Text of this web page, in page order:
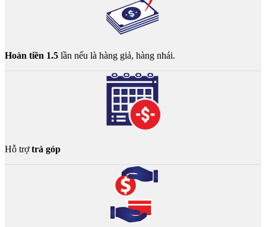
Hoàn tiền 1.5 lần nếu là hàng giả, hàng nhái.
Hỗ trợtrả góp